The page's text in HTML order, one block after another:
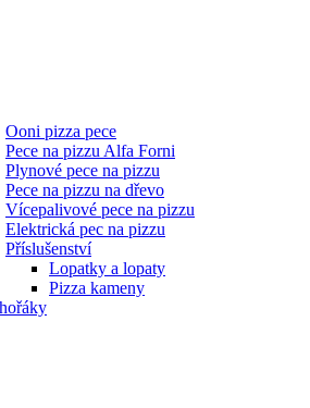
Ooni pizza pece
Pece na pizzu Alfa Forni
Plynové pece na pizzu
Pece na pizzu na dřevo
Vícepalivové pece na pizzu
Elektrická pec na pizzu
Příslušenství
Lopatky a lopaty
Pizza kameny